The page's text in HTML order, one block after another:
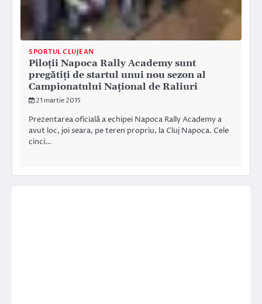
SPORTUL CLUJEAN
Piloții Napoca Rally Academy sunt
pregătiți de startul unui nou sezon al
Campionatului Național de Raliuri
21 martie 2015
Prezentarea oficială a echipei Napoca Rally Academy a
avut loc, joi seara, pe teren propriu, la Cluj Napoca. Cele
cinci…